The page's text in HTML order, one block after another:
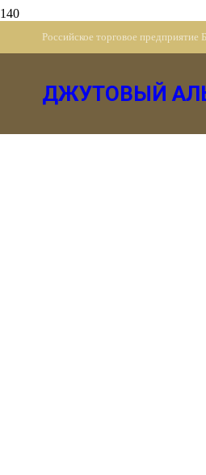
Российское торговое
ДЖУТОВЫЙ